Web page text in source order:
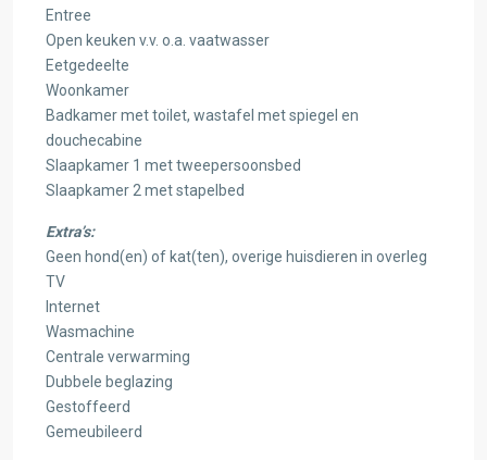
Entree
Open keuken v.v. o.a. vaatwasser
Eetgedeelte
Woonkamer
Badkamer met toilet, wastafel met spiegel en
douchecabine
Slaapkamer 1 met tweepersoonsbed
Slaapkamer 2 met stapelbed
Extra’s:
Geen hond(en) of kat(ten), overige huisdieren in overleg
TV
Internet
Wasmachine
Centrale verwarming
Dubbele beglazing
Gestoffeerd
Gemeubileerd